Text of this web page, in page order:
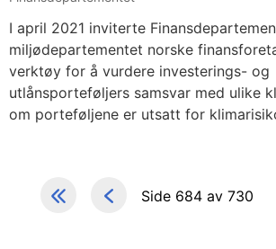
I april 2021 inviterte
miljødepartementet norske
verktøy for å vurdere investerings- og
utlånsporteføljers samsvar med ulike
om porteføljene er utsatt for
Side 684 av 730